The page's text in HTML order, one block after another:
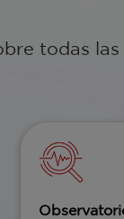
todas